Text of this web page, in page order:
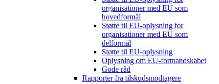
organisationer med EU som
hovedformål
Støtte til EU-oplysning for
organisationer med EU som
delformål
Støtte til EU-oplysning
Oplysning om EU-formandskabet
Gode råd
Rapporter fra tilskudsmodtagere